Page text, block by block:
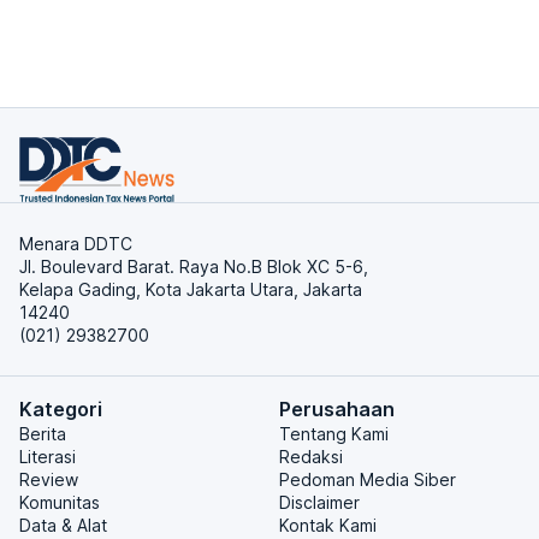
Menara DDTC
Jl. Boulevard Barat. Raya No.B Blok XC 5-6,
Kelapa Gading, Kota Jakarta Utara, Jakarta
14240
(021) 29382700
Kategori
Berita
Literasi
Review
Komunitas
Data & Alat
Perusahaan
Tentang Kami
Redaksi
Pedoman Media Siber
Disclaimer
Kontak Kami